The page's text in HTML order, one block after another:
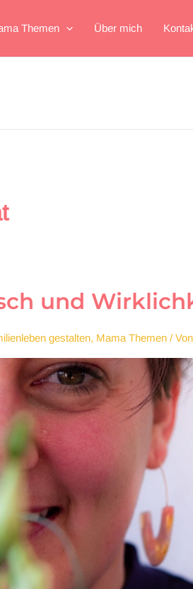
Themen Über mich
und
gestalten, Mama Themen / Von